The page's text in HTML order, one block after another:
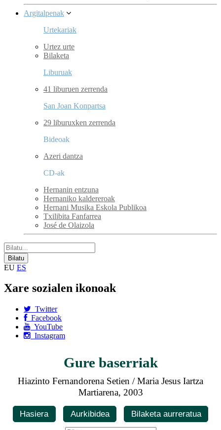
Argitalpenak
Urtekariak
Urtez urte
Bilaketa
Liburuak
41 liburuen zerrenda
San Joan Konpartsa
29 liburuxken zerrenda
Bideoak
Azeri dantza
CD-ak
Hernanin entzuna
Hernaniko kaldereroak
Hernani Musika Eskola Publikoa
Txilibita Fanfarrea
José de Olaizola
EU ES
Xare sozialen ikonoak
Twitter
Facebook
YouTube
Instagram
Gure baserriak
Hiazinto Fernandorena Setien / Maria Jesus Iartza
Martiarena, 2003
Hasiera Aurkibidea Bilaketa aurreratua